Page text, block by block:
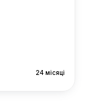
24 місяці